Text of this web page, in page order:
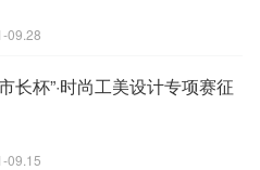
09.28
长杯”·时尚工美设计专项赛征
09.15